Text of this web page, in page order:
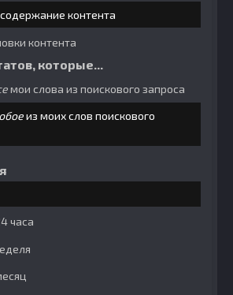
контента
контента
которые...
мои слова из поискового запроса
из моих слов поискового
часа